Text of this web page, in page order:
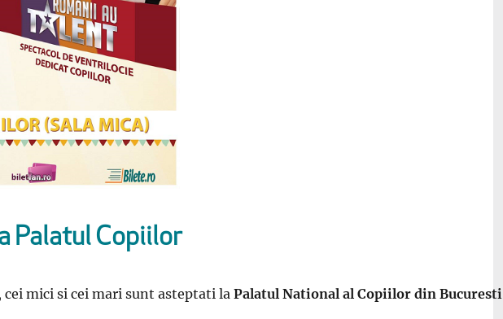
Palatul Copiilor
mici si cei mari sunt asteptati la Palatul National al Copiilor din